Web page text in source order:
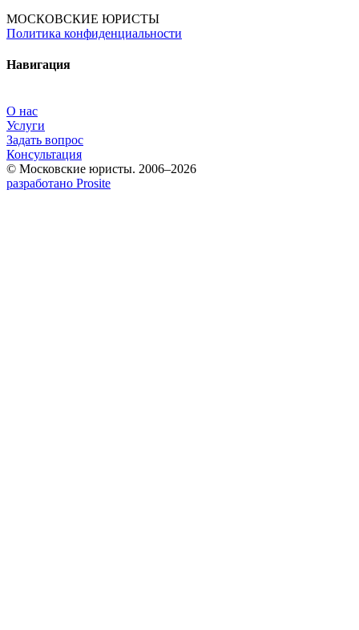
МОСКОВСКИЕ ЮРИСТЫ
Политика конфиденциальности
Навигация
О нас
Услуги
Задать вопрос
Консультация
© Московские юристы. 2006–2026
разработано Prosite